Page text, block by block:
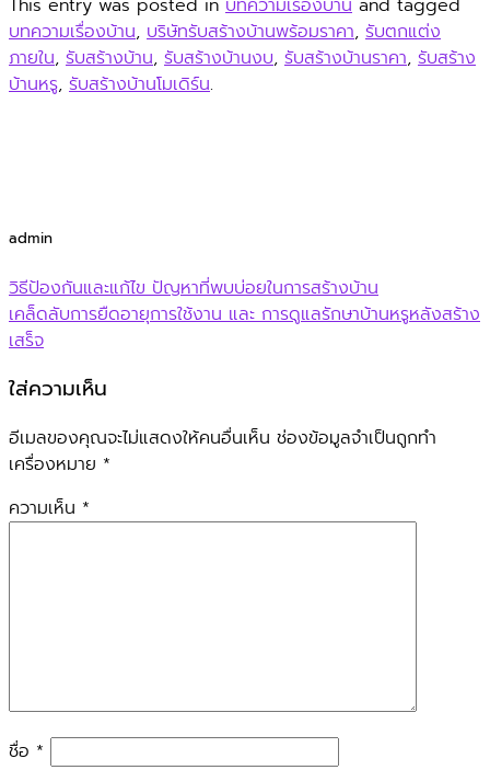
This entry was posted in บทความเรื่องบ้าน and tagged
บทความเรื่องบ้าน, บริษัทรับสร้างบ้านพร้อมราคา, รับตกแต่ง
ภายใน, รับสร้างบ้าน, รับสร้างบ้านงบ, รับสร้างบ้านราคา, รับสร้าง
บ้านหรู, รับสร้างบ้านโมเดิร์น.
admin
วิธีป้องกันและแก้ไข ปัญหาที่พบบ่อยในการสร้างบ้าน
เคล็ดลับการยืดอายุการใช้งาน และ การดูแลรักษาบ้านหรูหลังสร้าง
เสร็จ
ใส่ความเห็น
อีเมลของคุณจะไม่แสดงให้คนอื่นเห็น ช่องข้อมูลจำเป็นถูกทำ
เครื่องหมาย *
ความเห็น *
ชื่อ *